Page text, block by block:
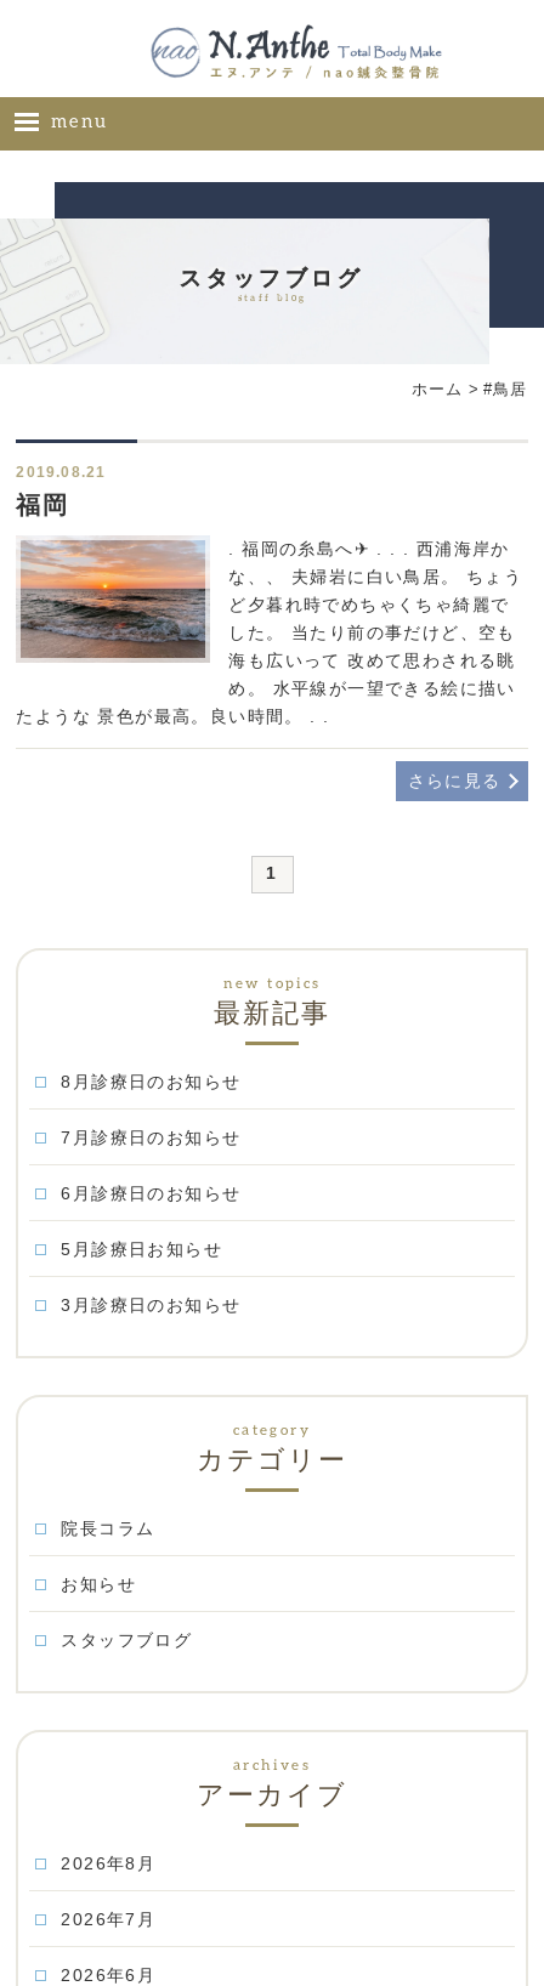
menu
メニュー
ギャラリー
ブログ
スタッフブログ
staff blog
ホーム > #鳥居
2019.08.21
福岡
. 福岡の糸島へ‪✈︎ . . . 西浦海岸か
な、、 夫婦岩に白い鳥居。 ちょう
ど夕暮れ時でめちゃくちゃ綺麗で
した。 当たり前の事だけど、空も
海も広いって 改めて思わされる眺
め。 水平線が一望できる絵に描い
たような 景色が最高。良い時間。 . .
さらに見る
1
最新記事
8月診療日のお知らせ
7月診療日のお知らせ
6月診療日のお知らせ
5月診療日お知らせ
3月診療日のお知らせ
カテゴリー
院長コラム
お知らせ
スタッフブログ
アーカイブ
2026年8月
2026年7月
2026年6月